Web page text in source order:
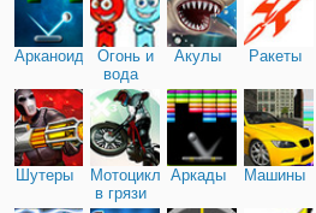
Арканоид
Огонь и
вода
Акулы Ракеты
Шутеры
Мотоциклы
в грязи
Аркады Машины